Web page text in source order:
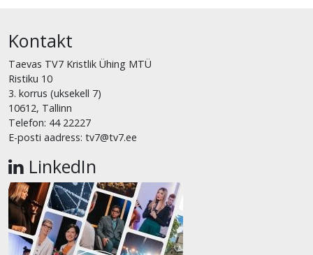
Kontakt
Taevas TV7 Kristlik Ühing MTÜ
Ristiku 10
3. korrus (uksekell 7)
10612, Tallinn
Telefon: 44 22227
E-posti aadress: tv7@tv7.ee
LinkedIn